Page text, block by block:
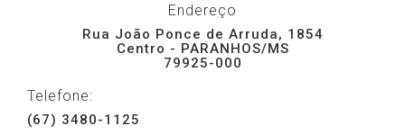
Endereço
Rua João Ponce de Arruda, 1854
Centro - PARANHOS/MS
79925-000
Telefone:
(67) 3480-1125